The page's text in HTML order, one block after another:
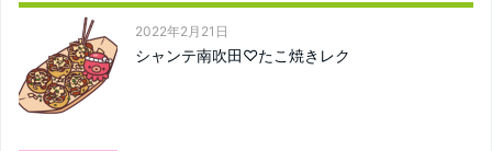
2022年2月21日
シャンテ南吹田♡たこ焼きレク